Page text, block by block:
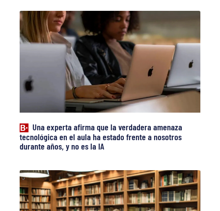
Una experta afirma que la verdadera amenaza
tecnológica en el aula ha estado frente a nosotros
durante años, y no es la IA